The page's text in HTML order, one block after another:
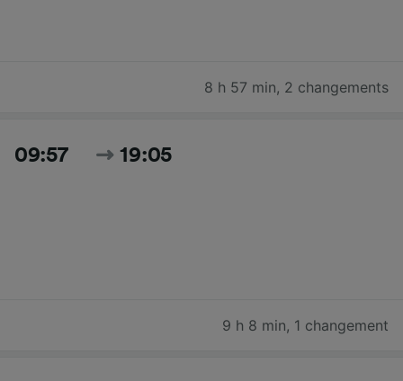
8 h 57 min, 2 changements
09:57 19:05
9 h 8 min, 1 changement